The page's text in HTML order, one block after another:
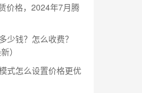
价格，2024年7月腾
少钱？怎么收费？
）
式怎么设置价格更优